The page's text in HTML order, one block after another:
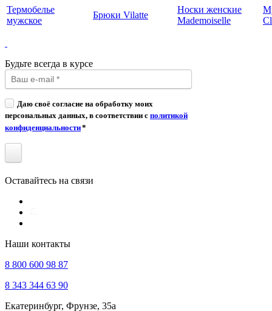
Термобелье
мужское
Брюки Vilatte
Носки женские
Mademoiselle
Будьте всегда в курсе
Даю своё согласие на обработку моих
персональных данных, в соответствии с политикой
конфиденциальности*
Оставайтесь на связи
Наши контакты
8 800 600 98 87
8 343 344 63 90
Екатеринбург, Фрунзе, 35а